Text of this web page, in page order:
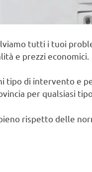
tutti i tuoi
e prezzi economici.
tipo di intervento e
per qualsiasi
rispetto delle